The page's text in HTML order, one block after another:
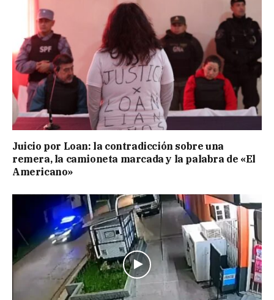
Juicio por Loan: la contradicción sobre una
remera, la camioneta marcada y la palabra de «El
Americano»